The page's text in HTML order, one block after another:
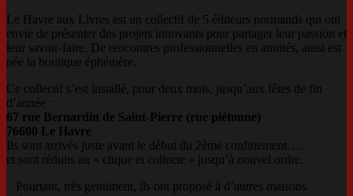
Le Havre aux Livres est un collectif de 5 éditeurs normands qui ont
envie de présenter des projets innovants pour partager leur passion et
leur savoir-faire. De rencontres professionnelles en amitiés, ainsi est
née la boutique éphémère.
Ce collectif s’est installé, pour deux mois, jusqu’aux fêtes de fin
d’année :
67 rue Bernardin de Saint-Pierre (rue piétonne)
76600 Le Havre
Ils sont arrivés juste avant le début du 2ème confinement….
et sont réduits au « clique et collecte » jusqu’à nouvel ordre.
Pourtant, très gentiment, ils ont proposé à d’autres maisons